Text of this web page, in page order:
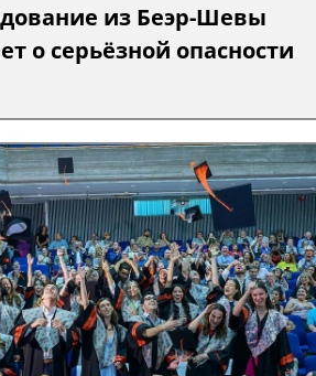
из Беэр-Шевы
о серьёзной опасности